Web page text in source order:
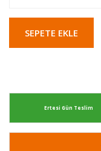
SEPETE EKLE
Ertesi Gün Teslim